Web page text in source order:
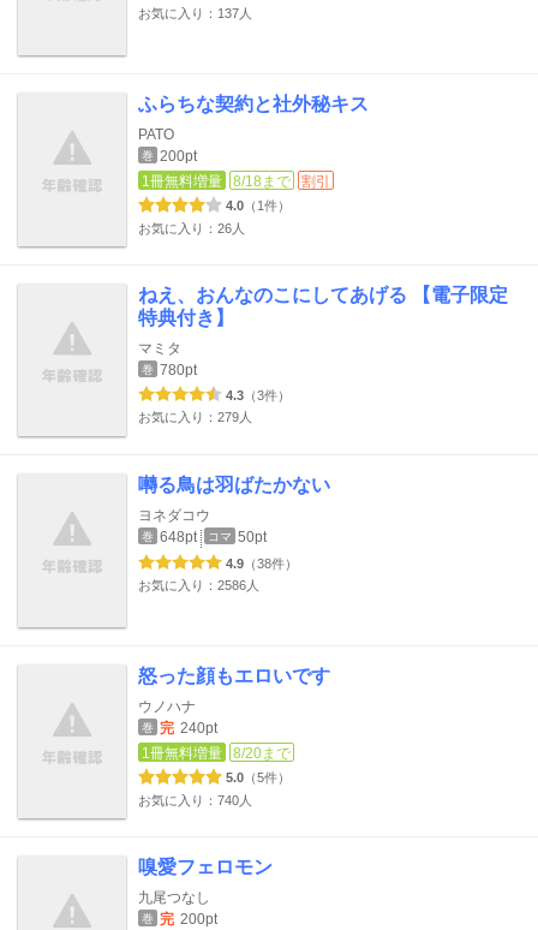
お気に入り：137人
ふらちな契約と社外秘キス
PATO
巻 200pt
1冊無料増量
8/18まで 割引
4.0 （1件）
お気に入り：26人
ねえ、おんなのこにしてあげる 【電子限定
特典付き】
マミタ
巻 780pt
4.3 （3件）
お気に入り：279人
囀る鳥は羽ばたかない
ヨネダコウ
巻 648pt コマ 50pt
4.9 （38件）
お気に入り：2586人
怒った顔もエロいです
ウノハナ
巻 完 240pt
1冊無料増量
8/20まで
5.0 （5件）
お気に入り：740人
嗅愛フェロモン
九尾つなし
巻 完 200pt